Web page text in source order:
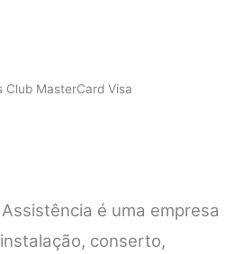
Club MasterCard Visa
Assistência é uma empresa
conserto,